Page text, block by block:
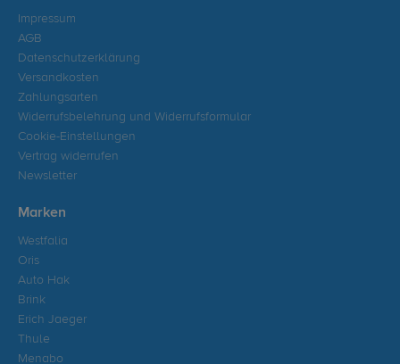
Impressum
AGB
Datenschutzerklärung
Versandkosten
Zahlungsarten
Widerrufsbelehrung und Widerrufsformular
Cookie-Einstellungen
Vertrag widerrufen
Newsletter
Marken
Westfalia
Oris
Auto Hak
Brink
Erich Jaeger
Thule
Menabo